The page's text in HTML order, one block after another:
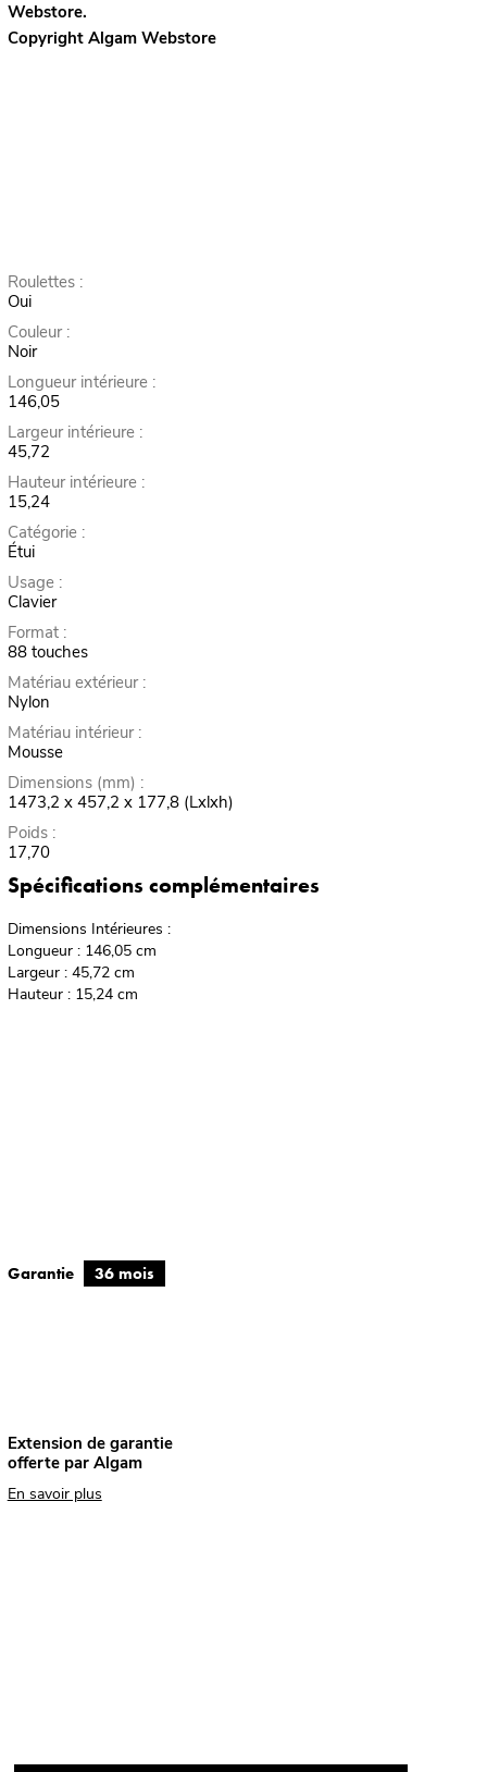
Webstore.
Copyright Algam Webstore
Roulettes :
Oui
Couleur :
Noir
Longueur intérieure :
146,05
Largeur intérieure :
45,72
Hauteur intérieure :
15,24
Catégorie :
Étui
Usage :
Clavier
Format :
88 touches
Matériau extérieur :
Nylon
Matériau intérieur :
Mousse
Dimensions (mm) :
1473,2 x 457,2 x 177,8 (Lxlxh)
Poids :
17,70
Spécifications complémentaires
Dimensions Intérieures :
Longueur : 146,05 cm
Largeur : 45,72 cm
Hauteur : 15,24 cm
Garantie 36 mois
Extension de garantie
offerte par Algam
En savoir plus